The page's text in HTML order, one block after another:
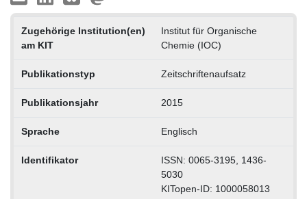
Zugehörige Institution(en)
am KIT
Institut für Organische
Chemie (IOC)
Publikationstyp Zeitschriftenaufsatz
Publikationsjahr 2015
Sprache Englisch
Identifikator
ISSN: 0065-3195, 1436-
5030
KITopen-ID: 1000058013